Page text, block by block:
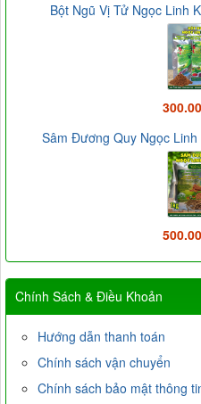
Bột Ngũ Vị Tử Ngọc Linh
Sâm Đương Quy Ngọc
Chính Sách & Điều Khoản
Hướng dẫn thanh toán
Chính sách vận chuyển
Chính sách bảo mật thông